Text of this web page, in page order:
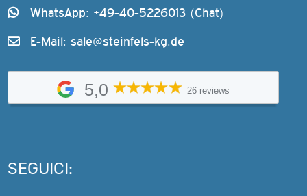
WhatsApp: +49-40-5226013 (Chat)
E-Mail: sale@steinfels-kg.de
5,0 26 reviews
SEGUICI: